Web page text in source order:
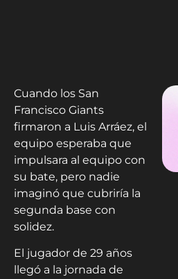
Cuando los San
Francisco Giants
firmaron a Luis Arráez, el
equipo esperaba que
impulsara al equipo con
su bate, pero nadie
imaginó que cubriría la
segunda base con
solidez.
El jugador de 29 años
llegó a la jornada de